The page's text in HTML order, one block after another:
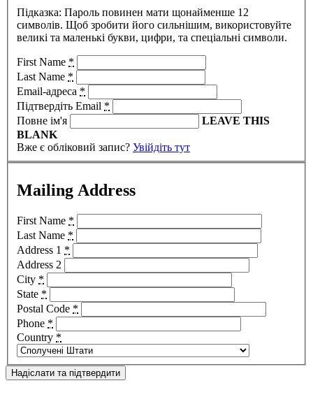
Підказка: Пароль повинен мати щонайменше 12
символів. Щоб зробити його сильнішим, використовуйте
великі та маленькі букви, цифри, та спеціальні символи.
First Name *
Last Name *
Email-адреса *
Підтвердіть Email *
Повне ім'я
LEAVE THIS
BLANK
Вже є обліковий запис? Увійдіть тут
Mailing Address
First Name *
Last Name *
Address 1 *
Address 2
City *
State *
Postal Code *
Phone *
Country *